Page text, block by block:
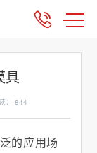
具
： 844
的应用场